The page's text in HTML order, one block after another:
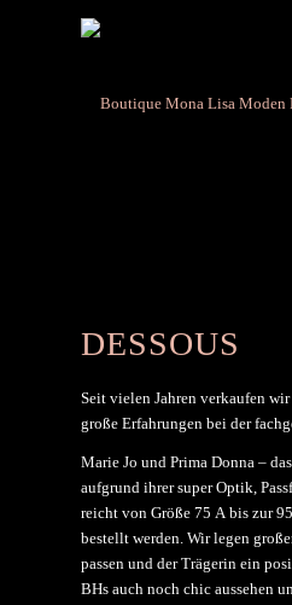
DESSOUS
Seit vielen Jahren verkaufen
große Erfahrungen bei der
Marie Jo und Prima Donna –
aufgrund ihrer super Optik,
reicht von Größe 75 A bis zur
bestellt werden. Wir legen
passen und der Trägerin ein
BHs auch noch chic aussehen